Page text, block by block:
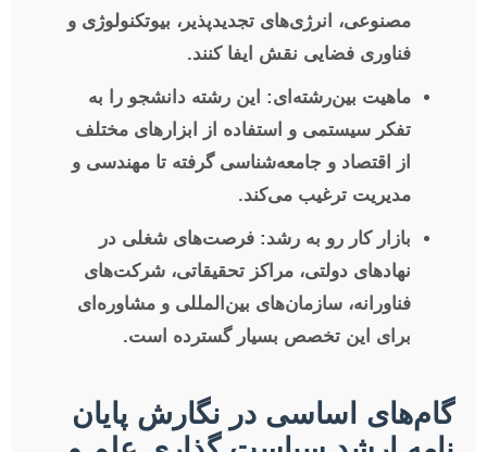
مصنوعی، انرژی‌های تجدیدپذیر، بیوتکنولوژی و
فناوری فضایی نقش ایفا کنند.
ماهیت بین‌رشته‌ای: این رشته دانشجو را به
تفکر سیستمی و استفاده از ابزارهای مختلف
از اقتصاد و جامعه‌شناسی گرفته تا مهندسی و
مدیریت ترغیب می‌کند.
بازار کار رو به رشد: فرصت‌های شغلی در
نهادهای دولتی، مراکز تحقیقاتی، شرکت‌های
فناورانه، سازمان‌های بین‌المللی و مشاوره‌ای
برای این تخصص بسیار گسترده است.
گام‌های اساسی در نگارش پایان